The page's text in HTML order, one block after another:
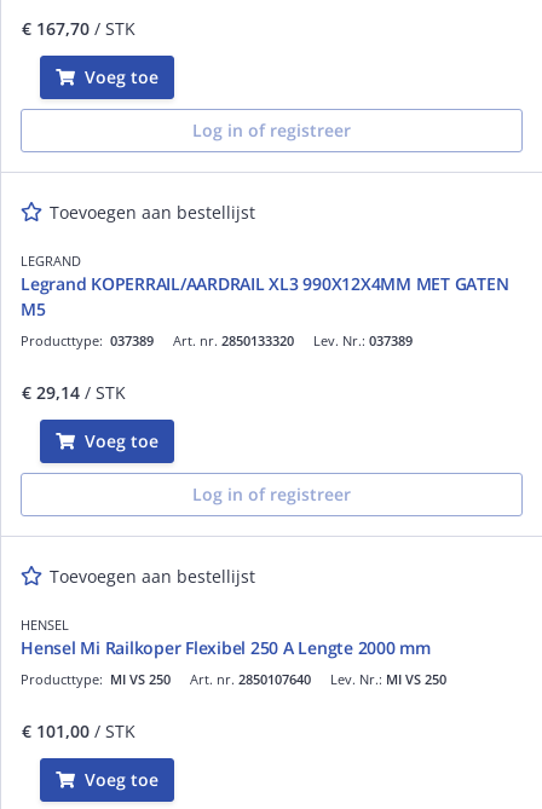
€ 167,70 / STK
Voeg toe
Log in of registreer
Toevoegen aan bestellijst
LEGRAND
Legrand KOPERRAIL/AARDRAIL XL3 990X12X4MM MET GATEN
M5
Art. nr. 2850133320
Producttype: 037389 Lev. Nr.: 037389
€ 29,14 / STK
Voeg toe
Log in of registreer
Toevoegen aan bestellijst
HENSEL
Hensel Mi Railkoper Flexibel 250 A Lengte 2000 mm
Art. nr. 2850107640
Producttype: MI VS 250 Lev. Nr.: MI VS 250
€ 101,00 / STK
Voeg toe